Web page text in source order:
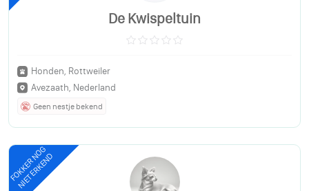
De Kwispeltuin
Honden, Rottweiler
Avezaath, Nederland
Geen nestje bekend
FOKKER NOG
NIET ERKEND